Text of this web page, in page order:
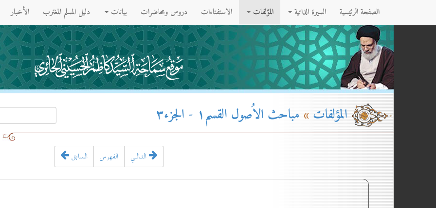
الصفحة الرئيسية السيرة الذاتية المؤلفات الاستفتاءات دروس ومحاضرات بيانات دليل المسلم المغترب الأخبار
المؤلفات»مباحث الاُصول القسم۱ - الجزء۳
السابق الفهرس التـالـي